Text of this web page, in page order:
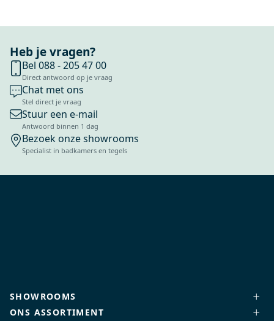
Heb je vragen?
Bel 088 - 205 47 00
Direct antwoord op je vraag
Chat met ons
Stel direct je vraag
Stuur een e-mail
Antwoord binnen 1 dag
Bezoek onze showrooms
Specialist in badkamers en tegels
SHOWROOMS
ONS ASSORTIMENT